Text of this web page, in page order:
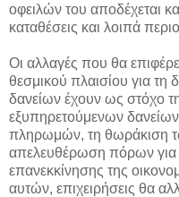
οφειλών του αποδέχεται
καταθέσεις και λοιπά
Οι αλλαγές που θα
θεσμικού πλαισίου για τη
δανείων έχουν ως στόχο
εξυπηρετούμενων
πληρωμών, τη θωράκιση
απελευθέρωση πόρων για
επανεκκίνησης της
αυτών, επιχειρήσεις θα